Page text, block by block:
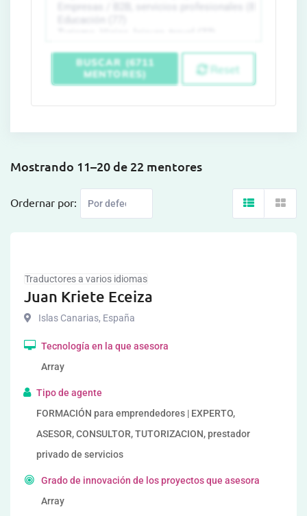
BUSCAR (6711
MENTORES)
Reset
Mostrando 11–20 de 22 mentores
Ordernar por:
Traductores a varios idiomas
Juan Kriete Eceiza
Islas Canarias, España
Tecnología en la que asesora
Array
Tipo de agente
FORMACIÓN para emprendedores | EXPERTO,
ASESOR, CONSULTOR, TUTORIZACION, prestador
privado de servicios
Grado de innovación de los proyectos que asesora
Array